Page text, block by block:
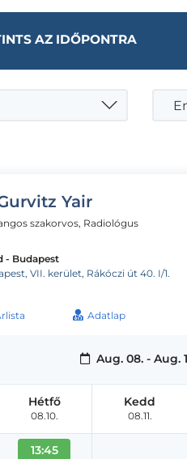
AZ IDŐPONTRA
Yair
szakorvos, Radiológus
- Budapest
VII. kerület, Rákóczi út 40. I/1.
Adatlap
Aug. 08. - Aug.
Hétfő
08.10.
13:45
Kedd
08.11.